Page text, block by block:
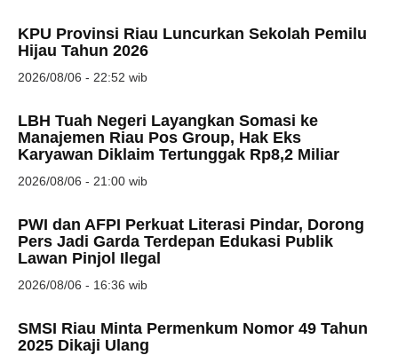
KPU Provinsi Riau Luncurkan Sekolah Pemilu
Hijau Tahun 2026
2026/08/06 - 22:52 wib
LBH Tuah Negeri Layangkan Somasi ke
Manajemen Riau Pos Group, Hak Eks
Karyawan Diklaim Tertunggak Rp8,2 Miliar
2026/08/06 - 21:00 wib
PWI dan AFPI Perkuat Literasi Pindar, Dorong
Pers Jadi Garda Terdepan Edukasi Publik
Lawan Pinjol Ilegal
2026/08/06 - 16:36 wib
SMSI Riau Minta Permenkum Nomor 49 Tahun
2025 Dikaji Ulang